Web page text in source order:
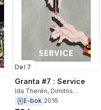
Del 7
Granta #7 : Service
Ida Therén, Dimitris
Alevras,Susanna Alakoski
E-bok 2016